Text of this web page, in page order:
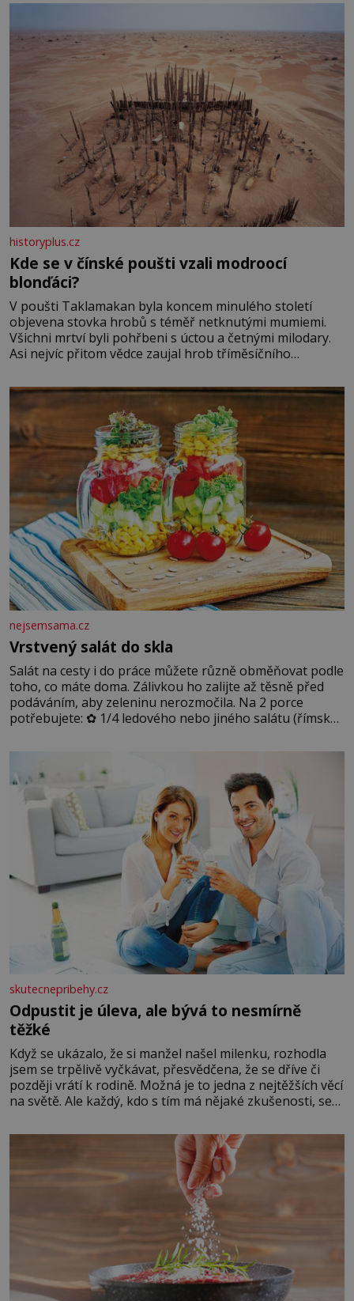
historyplus.cz
Kde se v čínské poušti vzali modroocí
blonďáci?
V poušti Taklamakan byla koncem minulého století
objevena stovka hrobů s téměř netknutými mumiemi.
Všichni mrtví byli pohřbeni s úctou a četnými milodary.
Asi nejvíc přitom vědce zaujal hrob tříměsíčního
blonďaté vlásky. Fakt, že jsou těla dávných lidí nesmírně
dobře zachovalá, přičítají odborníci zdejším klimatickým
podmínkám. Sucho, prosolené písky a extrémně
nejsemsama.cz
Vrstvený salát do skla
Salát na cesty i do práce můžete různě obměňovat podle
toho, co máte doma. Zálivkou ho zalijte až těsně před
podáváním, aby zeleninu nerozmočila. Na 2 porce
potřebujete: ✿ 1/4 ledového nebo jiného salátu (římský
okurky ✿ 2 rajčata Zálivka: ✿ 4 lžíce olivového oleje ✿ 1
lžíci citronové šťávy ✿ ½ stroužku
skutecnepribehy.cz
Odpustit je úleva, ale bývá to nesmírně
těžké
Když se ukázalo, že si manžel našel milenku, rozhodla
jsem se trpělivě vyčkávat, přesvědčena, že se dříve či
později vrátí k rodině. Možná je to jedna z nejtěžších věcí
na světě. Ale každý, kdo s tím má nějaké zkušenosti, se
Když se ke mně doneslo, že si manžel pořídil milenku,